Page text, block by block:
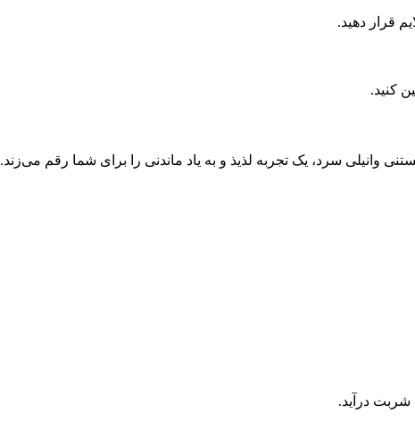
قرار دهید.
کنید.
سرد، یک تجربه لذیذ و به یاد ماندنی را برای شما رقم می‌زند.
درآید.